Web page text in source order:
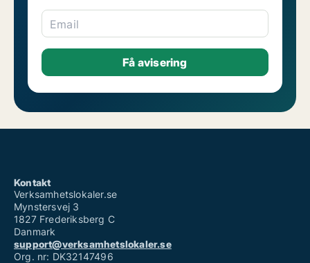
Email
Kontakt
Verksamhetslokaler.se
Mynstersvej 3
1827 Frederiksberg C
Danmark
support@verksamhetslokaler.se
Org. nr: DK32147496